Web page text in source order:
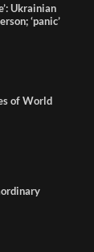
Ukrainian
‘panic’
of World